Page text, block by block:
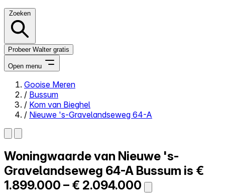
Zoeken
Probeer Walter gratis
Open menu
Close menu
Zelf kopen
Alles-in-één
Reviews
Prijzen
Gooise Meren
/ Bussum
/ Kom van Bieghel
/ Nieuwe 's-Gravelandseweg 64-A
Woningwaarde van Nieuwe 's-
Gravelandseweg 64-A Bussum is €
1.899.000 – € 2.094.000